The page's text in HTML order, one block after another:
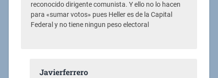
reconocido dirigente comunista. Y ello no lo hacen
para «sumar votos» pues Heller es de la Capital
Federal y no tiene ningun peso electoral
Javierferrero